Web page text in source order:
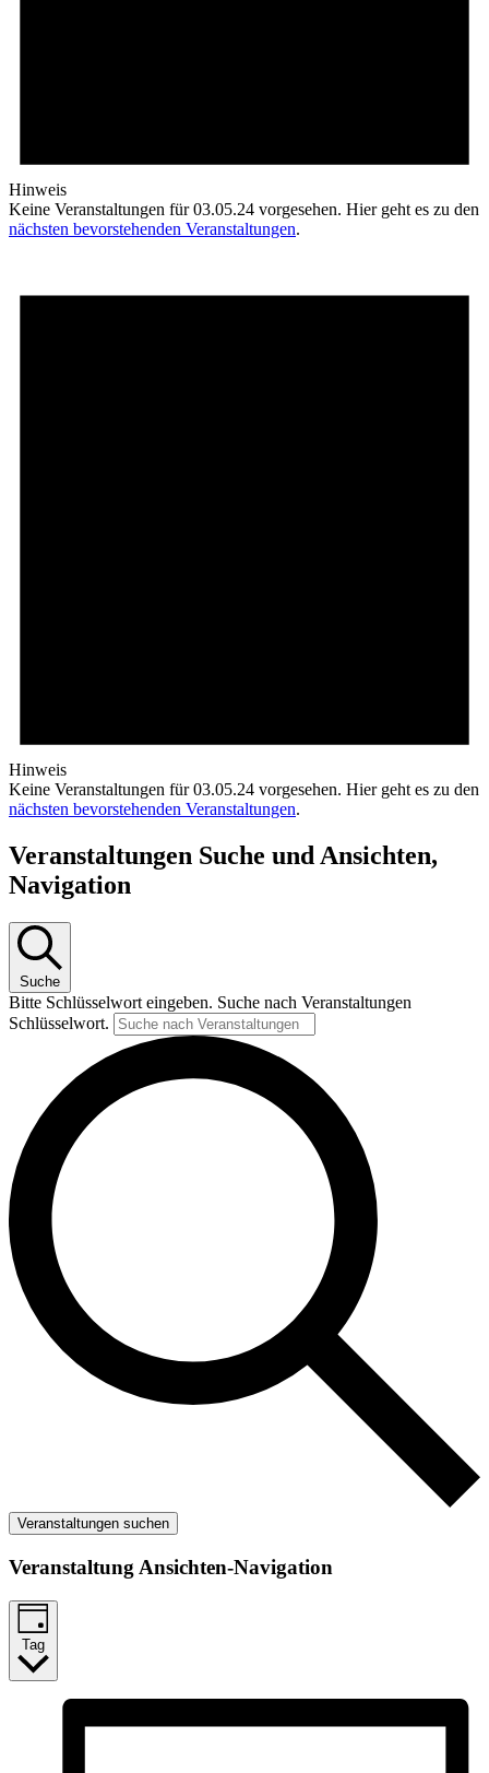
Hinweis
Keine Veranstaltungen für 03.05.24 vorgesehen. Hier geht es zu den
nächsten bevorstehenden Veranstaltungen.
Hinweis
Keine Veranstaltungen für 03.05.24 vorgesehen. Hier geht es zu den
nächsten bevorstehenden Veranstaltungen.
Veranstaltungen Suche und Ansichten,
Navigation
Suche
Bitte Schlüsselwort eingeben. Suche nach Veranstaltungen
Schlüsselwort.
Veranstaltungen suchen
Veranstaltung Ansichten-Navigation
Tag